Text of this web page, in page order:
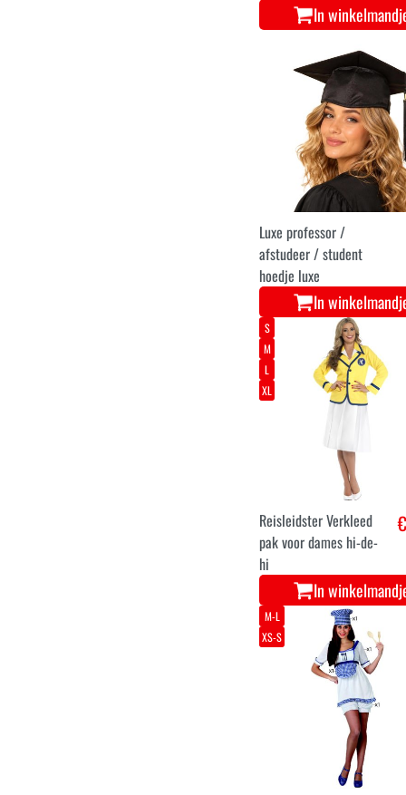
In
Luxe professor /
afstudeer / student
hoedje luxe
In
S
M
L
XL
Reisleidster Verkleed
pak voor dames hi-de-
hi
In
M-L
XS-S